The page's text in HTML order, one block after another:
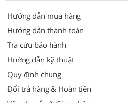
Hướng dẫn mua hàng
Hướng dẫn thanh toán
Tra cứu bảo hành
Huớng dẫn kỹ thuật
Quy định chung
Đổi trả hàng & Hoàn tiền